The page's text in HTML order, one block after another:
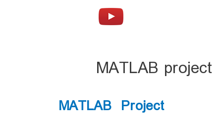
MATLAB project
MATLAB Project